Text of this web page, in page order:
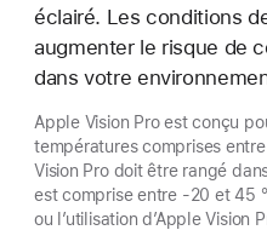
éclairé. Les conditions
augmenter le risque de
dans votre
Apple Vision Pro est conçu
températures comprises
Vision Pro doit être rangé
est comprise entre -20 et 45
ou l’utilisation d’Apple Vision